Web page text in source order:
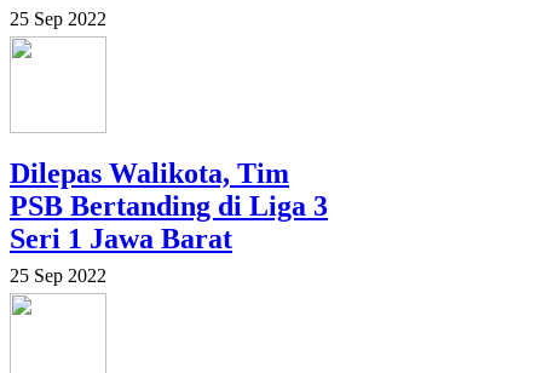
25 Sep 2022
Dilepas Walikota, Tim
PSB Bertanding di Liga 3
Seri 1 Jawa Barat
25 Sep 2022